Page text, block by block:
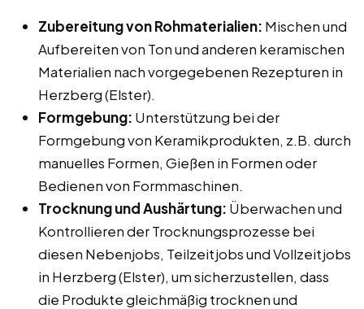
Zubereitung von Rohmaterialien: Mischen und
Aufbereiten von Ton und anderen keramischen
Materialien nach vorgegebenen Rezepturen in
Herzberg (Elster).
Formgebung: Unterstützung bei der
Formgebung von Keramikprodukten, z.B. durch
manuelles Formen, Gießen in Formen oder
Bedienen von Formmaschinen.
Trocknung und Aushärtung: Überwachen und
Kontrollieren der Trocknungsprozesse bei
diesen Nebenjobs, Teilzeitjobs und Vollzeitjobs
in Herzberg (Elster), um sicherzustellen, dass
die Produkte gleichmäßig trocknen und